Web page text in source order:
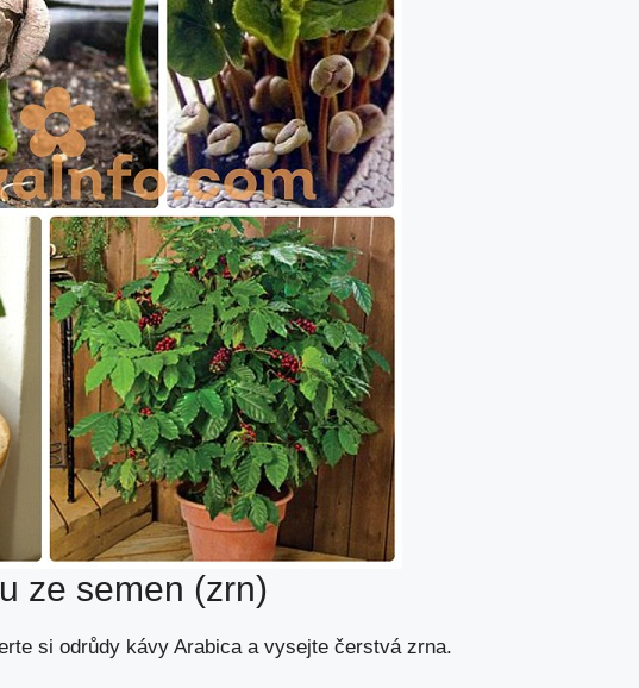
ze semen (zrn)
si odrůdy kávy Arabica a vysejte čerstvá zrna.